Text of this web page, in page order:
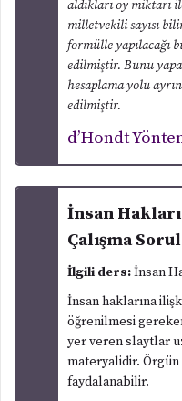
aldıkları oy miktarı
milletvekili sayısı
formülle yapılacağı
edilmiştir. Bunu
hesaplama yolu
edilmiştir.
d’Hondt
İnsan
Çalışma
İlgili ders:İnsan
İnsan haklarına
öğrenilmesi
yer veren slaytlar
materyalidir.
faydalanabilir.